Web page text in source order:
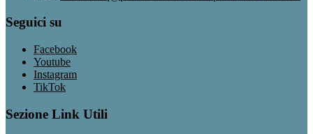
Seguici su
Facebook
Youtube
Instagram
TikTok
Sezione Link Utili